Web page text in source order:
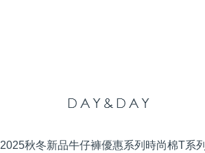
2025秋冬新品牛仔褲優惠系列 時尚棉T系列